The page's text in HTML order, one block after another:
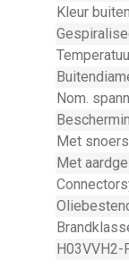
Kleur
Nom.
Met
Met
H03VVH2-